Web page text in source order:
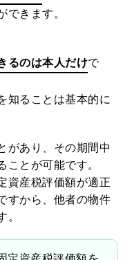
を取得
できます。
るのは本人だけ
知ることは基本的に
があり、その期間中
ことが可能です。
すから、他者の物件